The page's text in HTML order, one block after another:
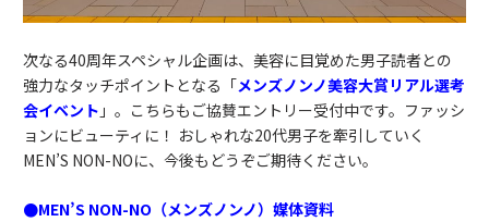
次なる40周年スペシャル企画は、美容に目覚めた男子読者との
強力なタッチポイントとなる「メンズノンノ美容大賞リアル選考
会イベント 」。こちらもご協賛エントリー受付中です。 ファッシ
ョンにビューティに！ おしゃれな20代男子を牽引していく
MEN’S NON-NOに、今後もどうぞご期待ください。
●MEN’S NON-NO（メンズノンノ）媒体資料